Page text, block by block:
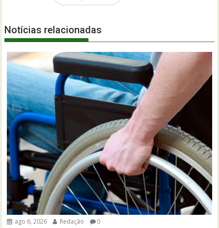
Notícias relacionadas
ago 6, 2026 Redação 0